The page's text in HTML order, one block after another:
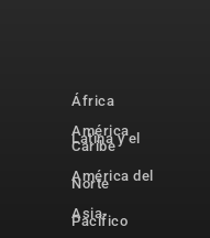
África
América
Latina y el
Caribe
América del
Norte
Asia-
Pacífico